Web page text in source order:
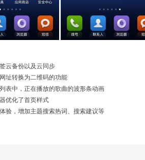
云备份以及云同步
址转换为二维码的功能
表中，正在播放的歌曲的波形条动画
优化了首页样式
验，增加主题搜索热词、搜索建议等